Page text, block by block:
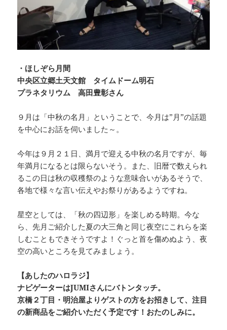
・ほしぞら月間
中央区立郷土天文館 タイムドーム明石
プラネタリウム 高田豊彰さん
９月は「中秋の名月」ということで、今月は”月”の話題
を中心にお話を伺いました～。
今年は９月２１日、満月で迎える中秋の名月ですが、毎
年満月になるとは限らないそう。また、旧暦で数えられ
るこの日は秋の収穫祭のような意味合いがあるそうで、
各地で様々な言い伝えやお祭りがあるようですね。
星空としては、「秋の四辺形」を楽しめる時期。今な
ら、先月ご紹介した夏の大三角と同じ夜空にこれらを楽
しむこともできそうですよ！ぐっと首を傷めぬよう、夜
空の高いところを見てみましょう。
【あしたのハロラジ】
ナビゲーターはJUMIさんにバトンタッチ。
京橋２丁目・明治屋よりゲストの方をお招きして、注目
の新商品をご紹介いただく予定です！おたのしみに。